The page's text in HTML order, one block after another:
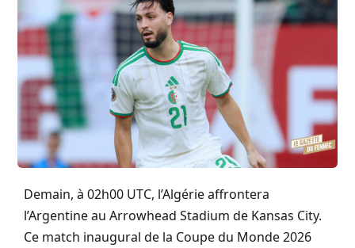
Demain, à 02h00 UTC, l’Algérie affrontera
l’Argentine au Arrowhead Stadium de Kansas City.
Ce match inaugural de la Coupe du Monde 2026